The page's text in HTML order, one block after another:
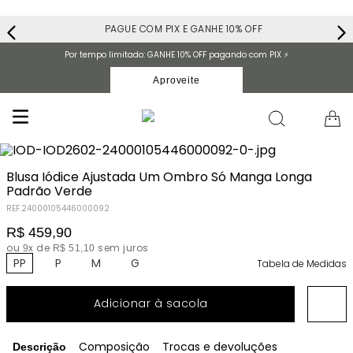
PAGUE COM PIX E GANHE 10% OFF
Por tempo limitado: GANHE 10% OFF pagando com PIX ⚡️
Aproveite
Blusa Iódice Ajustada Um Ombro Só Manga Longa
Padrão Verde
REF.24000105446000092
R$ 459,90
ou 9x de R$ 51,10 sem juros
PP P M G Tabela de Medidas
Adicionar à sacola
Descrição Composição Trocas e devoluções